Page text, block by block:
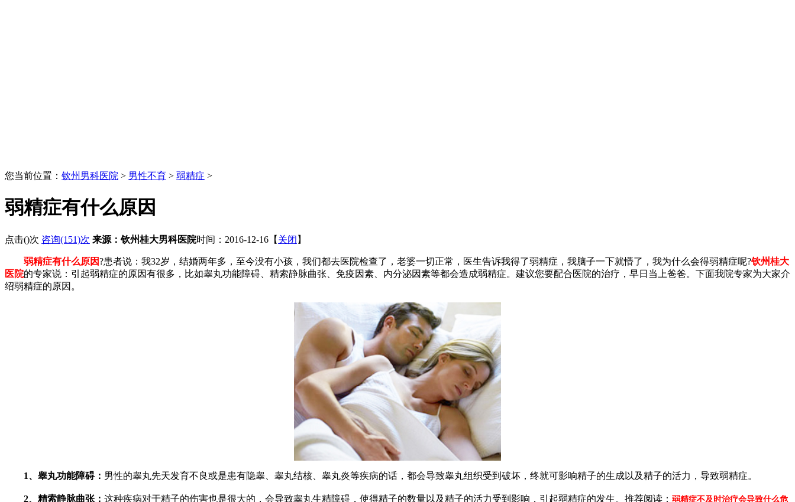
您当前位置： 钦州男科医院 > 男性不育 > 弱精症 >
弱精症有什么原因
点击()次 咨询(151)次 来源：钦州桂大男科医院时间：2016-12-16【 关闭 】
弱精症有什么原因?患者说：我32岁，结婚两年多，至今没有小孩，我们都去医院检查了，老婆一切正常，医生告诉我得了弱精症，我脑子一下就懵了，我为什么会得弱精症呢?钦州桂大
医院的专家说：引起弱精症的原因有很多，比如睾丸功能障碍、精索静脉曲张、免疫因素、内分泌因素等都会造成弱精症。建议您要配合医院的治疗，早日当上爸爸。下面我院专家为大家介
绍弱精症的原因。
1、睾丸功能障碍： 男性的睾丸先天发育不良或是患有隐睾、睾丸结核、睾丸炎等疾病的话，都会导致睾丸组织受到破坏，终就可影响精子的生成以及精子的活力，导致弱精症。
2、精索静脉曲张： 这种疾病对于精子的伤害也是很大的，会导致睾丸生精障碍，使得精子的数量以及精子的活力受到影响，引起弱精症的发生。推荐阅读： 弱精症不及时治疗会导致什么危